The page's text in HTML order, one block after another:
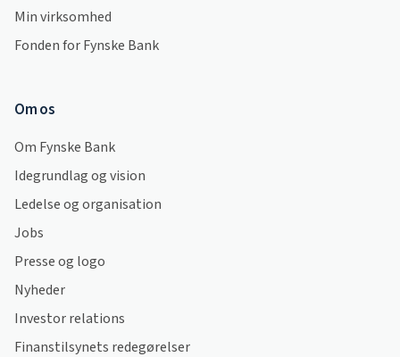
Min virksomhed
Fonden for Fynske Bank
Om os
Om Fynske Bank
Idegrundlag og vision
Ledelse og organisation
Jobs
Presse og logo
Nyheder
Investor relations
Finanstilsynets redegørelser